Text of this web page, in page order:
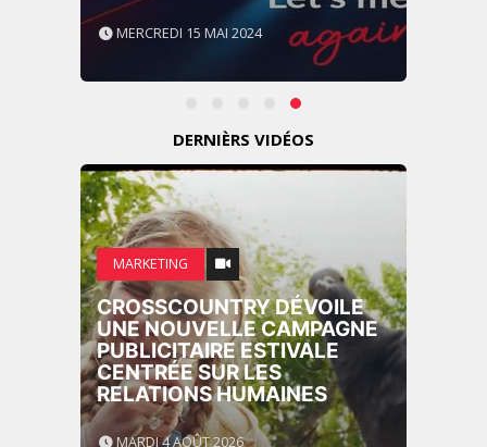
MERCREDI 15 MAI 2024
DERNIÈRS VIDÉOS
MARKETING
CROSSCOUNTRY DÉVOILE
UNE NOUVELLE CAMPAGNE
PUBLICITAIRE ESTIVALE
CENTRÉE SUR LES
RELATIONS HUMAINES
MARDI 4 AOÛT 2026